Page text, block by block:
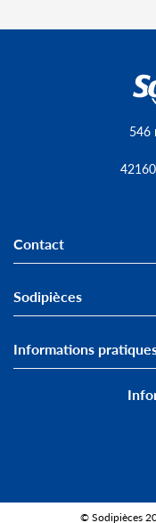
546
Contact
Sodipièces
Informations
© Sodipièces